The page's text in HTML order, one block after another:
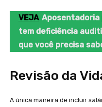
VEJA Aposentadoria
tem deficiência
que você precisa
Revisão da
A única maneira de incluir